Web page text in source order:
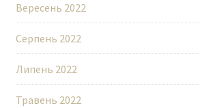
Вересень 2022
Серпень 2022
Липень 2022
Травень 2022